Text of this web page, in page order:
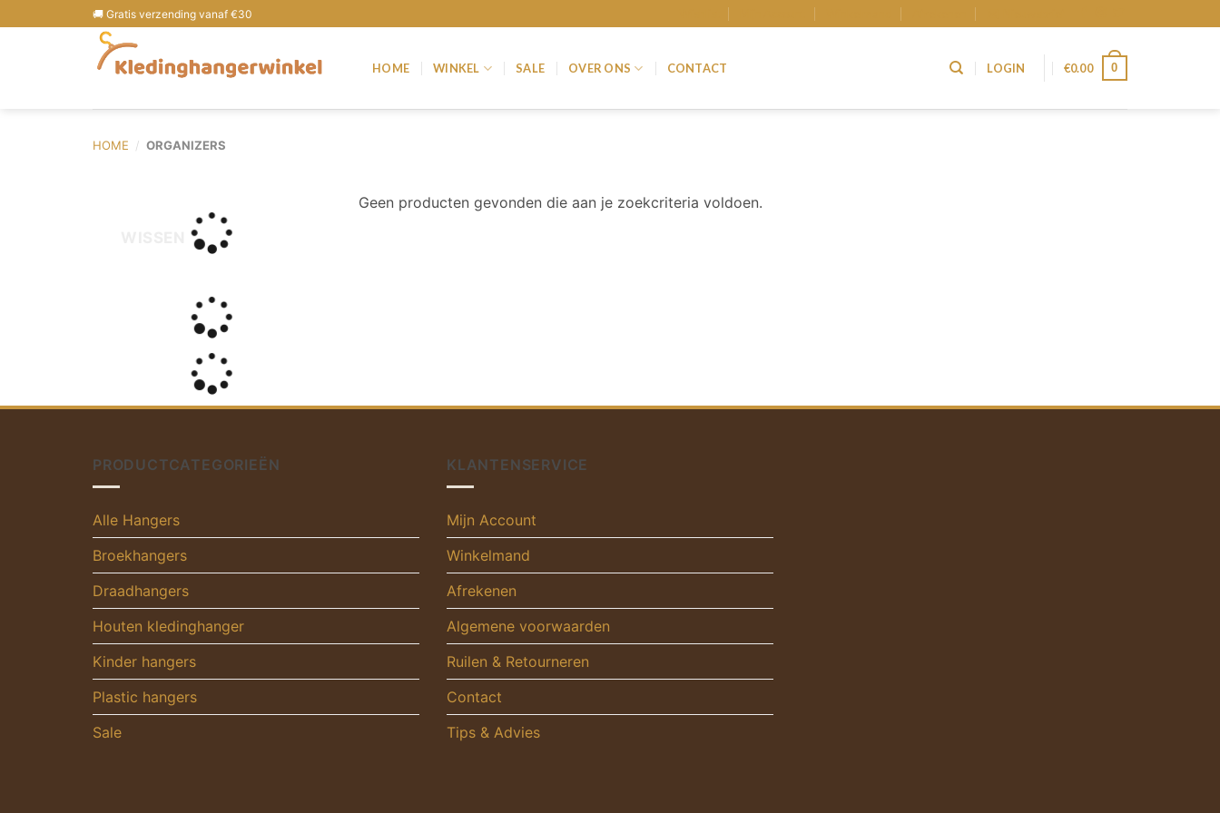
🚚 Gratis verzending vanaf €30
HOME WINKEL SALE OVER ONS CONTACT LOGIN €0.00 0
HOME / ORGANIZERS
Geen producten gevonden die aan je zoekcriteria voldoen.
PRODUCTCATEGORIEËN
Alle Hangers
Broekhangers
Draadhangers
Houten kledinghanger
Kinder hangers
Plastic hangers
Sale
KLANTENSERVICE
Mijn Account
Winkelmand
Afrekenen
Algemene voorwaarden
Ruilen & Retourneren
Contact
Tips & Advies